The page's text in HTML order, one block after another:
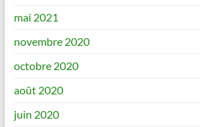
mai 2021
novembre 2020
octobre 2020
août 2020
juin 2020